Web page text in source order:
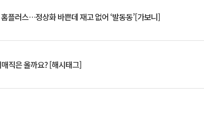
플러스…정상화 바쁜데 재고 없어 ‘발동동’[가보니]
직은 올까요? [해시태그]